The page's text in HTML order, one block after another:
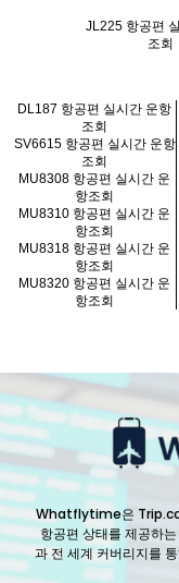
JL225 항공편
조회
DL187 항공편 실시간 운항
조회
SV6615 항공편 실시간 운항
조회
MU8308 항공편 실시간 운
항조회
MU8310 항공편 실시간 운
항조회
MU8318 항공편 실시간 운
항조회
MU8320 항공편 실시간 운
항조회
Whatflytime은
항공편 상태를 제공하
과 전 세계 커버리지를